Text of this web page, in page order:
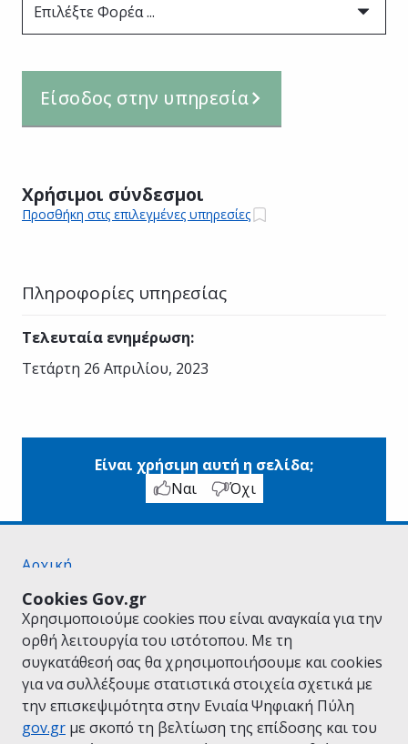
Cookies Gov.gr
Χρησιμοποιούμε cookies που είναι αναγκαία για την
ορθή λειτουργία του ιστότοπου. Με τη
συγκατάθεσή σας θα χρησιμοποιήσουμε και cookies
για να συλλέξουμε στατιστικά στοιχεία σχετικά με
την επισκεψιμότητα στην Ενιαία Ψηφιακή Πύλη
gov.gr με σκοπό τη βελτίωση της επίδοσης και του
Επιλέξτε Φορέα ...
Είσοδος στην υπηρεσία
Χρήσιμοι σύνδεσμοι
Προσθήκη στις επιλεγμένες υπηρεσίες
Πληροφορίες υπηρεσίας
Τελευταία ενημέρωση:
Τετάρτη 26 Απριλίου, 2023
Είναι χρήσιμη αυτή η σελίδα;
Ναι
Όχι
Αρχική
Όροι Χρήσης
Πολιτική Απορρήτου
Δήλωση προσβασιμότητας
Πολιτική cookies
Προτάσεις για το gov.gr
Υλοποίηση από το Υπουργείο Ψηφιακής
Διακυβέρνησης